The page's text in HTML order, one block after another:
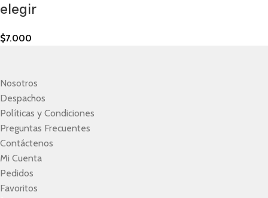
elegir
$7.000
Nosotros
Despachos
Políticas y Condiciones
Preguntas Frecuentes
Contáctenos
Mi Cuenta
Pedidos
Favoritos